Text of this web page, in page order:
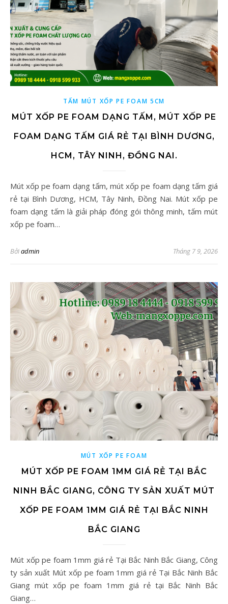
TẤM MÚT XỐP PE FOAM 5CM
MÚT XỐP PE FOAM DẠNG TẤM, MÚT XỐP PE
FOAM DẠNG TẤM GIÁ RẺ TẠI BÌNH DƯƠNG,
HCM, TÂY NINH, ĐỒNG NAI.
Mút xốp pe foam dạng tấm, mút xốp pe foam dạng tấm giá
rẻ tại Bình Dương, HCM, Tây Ninh, Đồng Nai. Mút xốp pe
foam dạng tấm là giải pháp đóng gói thông minh, tấm mút
xốp pe foam…
Bởiadmin Tháng 7 9, 2026
MÚT XỐP PE FOAM
MÚT XỐP PE FOAM 1MM GIÁ RẺ TẠI BẮC
NINH BẮC GIANG, CÔNG TY SẢN XUẤT MÚT
XỐP PE FOAM 1MM GIÁ RẺ TẠI BẮC NINH
BẮC GIANG
Mút xốp pe foam 1mm giá rẻ Tại Bắc Ninh Bắc Giang, Công
ty sản xuất Mút xốp pe foam 1mm giá rẻ Tại Bắc Ninh Bắc
Giang mút xốp pe foam 1mm giá rẻ tại Bắc Ninh Bắc
Giang…